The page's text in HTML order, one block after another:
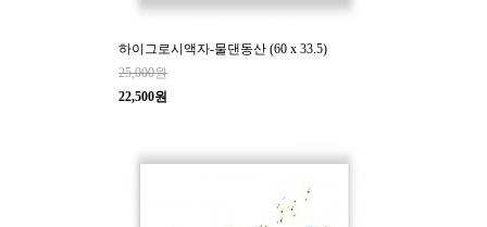
하이그로시액자-물댄동산 (60 x 33.5)
25,000원
22,500원